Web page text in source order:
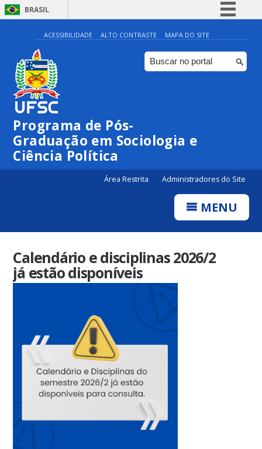
BRASIL
Simplifique!
Comunica BR
Participe
ACESSIBILIDADE ALTO CONTRASTE MAPA DO SITE
Programa de Pós-
Graduação em Sociologia e
Ciência Política
Área Restrita Administradores do Site
MENU
Calendário e disciplinas 2026/2
já estão disponíveis